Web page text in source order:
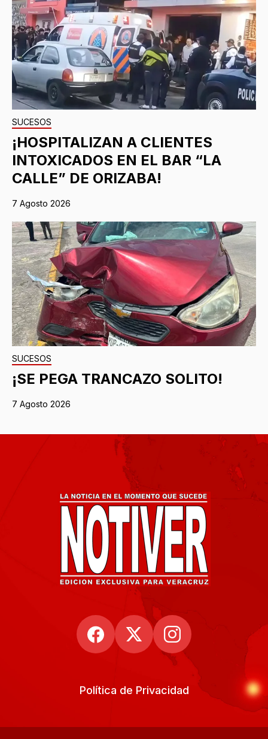
SUCESOS
¡HOSPITALIZAN A CLIENTES
INTOXICADOS EN EL BAR “LA
CALLE” DE ORIZABA!
7 Agosto 2026
SUCESOS
¡SE PEGA TRANCAZO SOLITO!
7 Agosto 2026
Política de Privacidad